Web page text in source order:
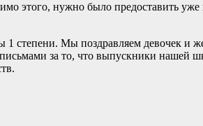
этого, нужно было предоставить уже
степени. Мы поздравляем девочек и
за то, что выпускники нашей